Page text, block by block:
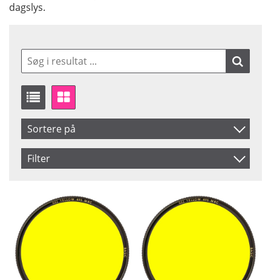
dagslys.
Sortere på
Produkt Nr.
Filter
39 mm
43 mm
Dark Red
Orange
Red